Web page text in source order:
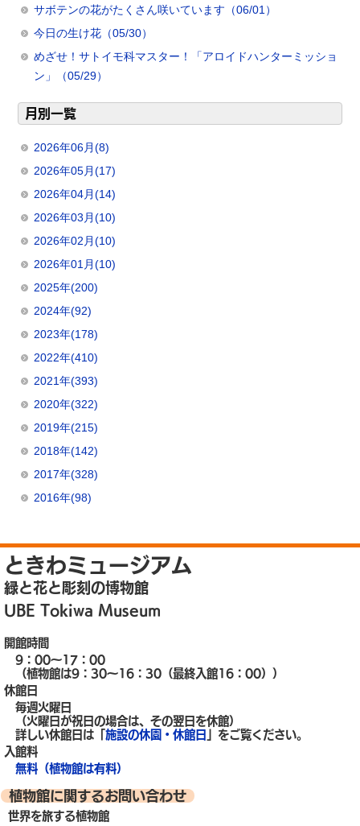
サボテンの花がたくさん咲いています（06/01）
今日の生け花（05/30）
めざせ！サトイモ科マスター！「アロイドハンターミッショ
ン」（05/29）
月別一覧
2026年06月(8)
2026年05月(17)
2026年04月(14)
2026年03月(10)
2026年02月(10)
2026年01月(10)
2025年(200)
2024年(92)
2023年(178)
2022年(410)
2021年(393)
2020年(322)
2019年(215)
2018年(142)
2017年(328)
2016年(98)
ときわミュージアム
緑と花と彫刻の博物館
UBE Tokiwa Museum
開館時間
9：00～17：00
（植物館は9：30～16：30（最終入館16：00））
休館日
毎週火曜日
（火曜日が祝日の場合は、その翌日を休館）
詳しい休館日は「施設の休園・休館日
」をご覧ください。
入館料
無料（植物館は有料）
植物館に関するお問い合わせ
世界を旅する植物館